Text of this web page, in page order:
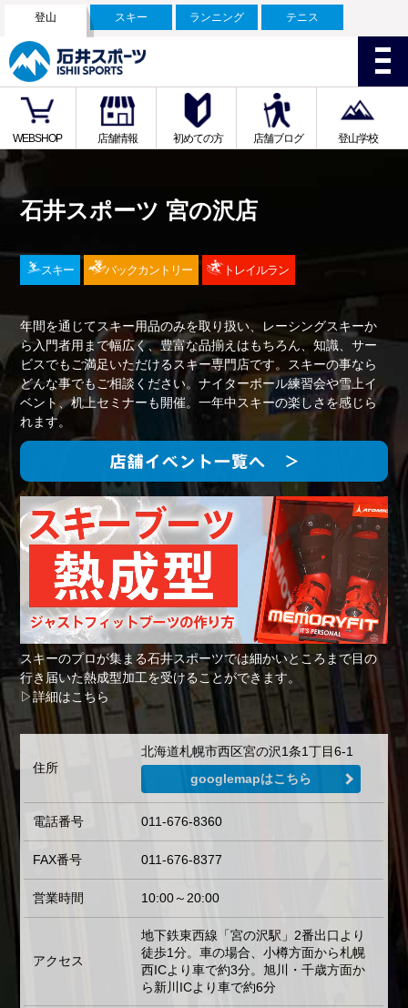
登山 スキー ランニング テニス
WEBSHOP 店舗情報 初めての方 店舗ブログ 登山学校
石井スポーツ 宮の沢店
スキー バックカントリー トレイルラン
年間を通じてスキー用品のみを取り扱い、レーシングスキーか
ら入門者用まで幅広く、豊富な品揃えはもちろん、知識、サー
ビスでもご満足いただけるスキー専門店です。スキーの事なら
どんな事でもご相談ください。ナイターポール練習会や雪上イ
ベント、机上セミナーも開催。一年中スキーの楽しさを感じら
れます。
スキーのプロが集まる石井スポーツでは細かいところまで目の
行き届いた熱成型加工を受けることができます。
▷詳細はこちら
住所
北海道札幌市西区宮の沢1条1丁目6-1
googlemapはこちら
電話番号 011-676-8360
FAX番号 011-676-8377
営業時間 10:00～20:00
アクセス
地下鉄東西線「宮の沢駅」2番出口より
徒歩1分。車の場合、小樽方面から札幌
西ICより車で約3分。旭川・千歳方面か
ら新川ICより車で約6分